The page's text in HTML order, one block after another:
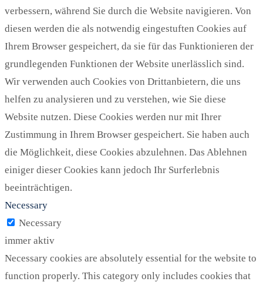
verbessern, während Sie durch die Website navigieren. Von
diesen werden die als notwendig eingestuften Cookies auf
Ihrem Browser gespeichert, da sie für das Funktionieren der
grundlegenden Funktionen der Website unerlässlich sind.
Wir verwenden auch Cookies von Drittanbietern, die uns
helfen zu analysieren und zu verstehen, wie Sie diese
Website nutzen. Diese Cookies werden nur mit Ihrer
Zustimmung in Ihrem Browser gespeichert. Sie haben auch
die Möglichkeit, diese Cookies abzulehnen. Das Ablehnen
einiger dieser Cookies kann jedoch Ihr Surferlebnis
beeinträchtigen.
Necessary
Necessary
immer aktiv
Necessary cookies are absolutely essential for the website to
function properly. This category only includes cookies that